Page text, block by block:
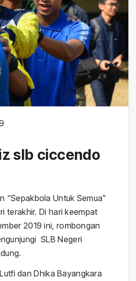
“Sepakbola Untuk Semua”
terakhir. Di hari keempat
2019 ini, rombongan
SLB Negeri
dan Dhika Bayangkara